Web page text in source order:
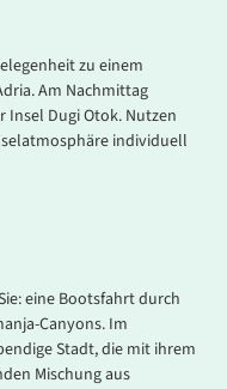
zu einem
Am Nachmittag
Insel Dugi Otok. Nutzen
individuell
eine Bootsfahrt durch
Canyons. Im
Stadt, die mit ihrem
Mischung aus